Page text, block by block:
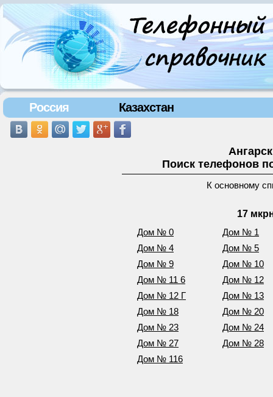
Россия Казахстан
Поиск телефонов
К основному
17
Дом № 0
Дом № 1
Дом № 4
Дом № 5
Дом № 9
Дом № 10
Дом № 11 6
Дом № 12
Дом № 12 Г
Дом № 13
Дом № 18
Дом № 20
Дом № 23
Дом № 24
Дом № 27
Дом № 28
Дом № 116